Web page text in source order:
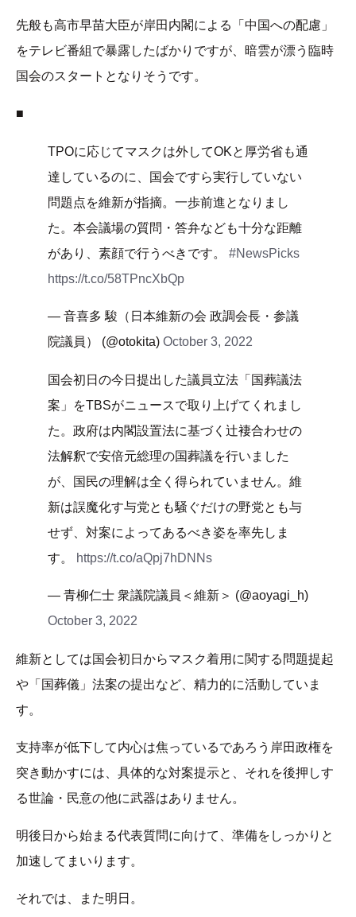
先般も高市早苗大臣が岸田内閣による「中国への配慮」
をテレビ番組で暴露したばかりですが、暗雲が漂う臨時
国会のスタートとなりそうです。
■
TPOに応じてマスクは外してOKと厚労省も通
達しているのに、国会ですら実行していない
問題点を維新が指摘。一歩前進となりまし
た。本会議場の質問・答弁なども十分な距離
があり、素顔で行うべきです。 #NewsPicks
https://t.co/58TPncXbQp
— 音喜多 駿（日本維新の会 政調会長・参議
院議員） (@otokita) October 3, 2022
国会初日の今日提出した議員立法「国葬議法
案」をTBSがニュースで取り上げてくれまし
た。政府は内閣設置法に基づく辻褄合わせの
法解釈で安倍元総理の国葬議を行いました
が、国民の理解は全く得られていません。維
新は誤魔化す与党とも騒ぐだけの野党とも与
せず、対案によってあるべき姿を率先しま
す。
https://t.co/aQpj7hDNNs
— 青柳仁士 衆議院議員＜維新＞ (@aoyagi_h)
October 3, 2022
維新としては国会初日からマスク着用に関する問題提起
や「国葬儀」法案の提出など、精力的に活動していま
す。
支持率が低下して内心は焦っているであろう岸田政権を
突き動かすには、具体的な対案提示と、それを後押しす
る世論・民意の他に武器はありません。
明後日から始まる代表質問に向けて、準備をしっかりと
加速してまいります。
それでは、また明日。